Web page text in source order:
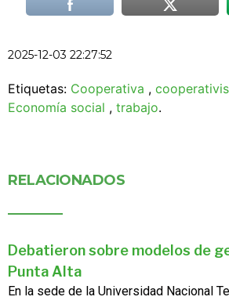
2025-12-03 22:27:52
Etiquetas: Cooperativa ,
Economía social , trabajo.
RELACIONADOS
Debatieron sobre modelos de
Punta Alta
En la sede de la Universidad Nacional